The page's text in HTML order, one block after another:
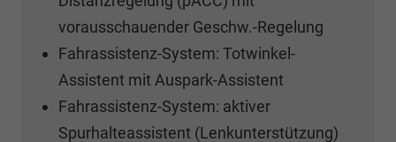
vorausschauender Geschw.-Regelung
Fahrassistenz-System: Totwinkel-
Assistent mit Auspark-Assistent
Fahrassistenz-System: aktiver
Spurhalteassistent (Lenkunterstützung)